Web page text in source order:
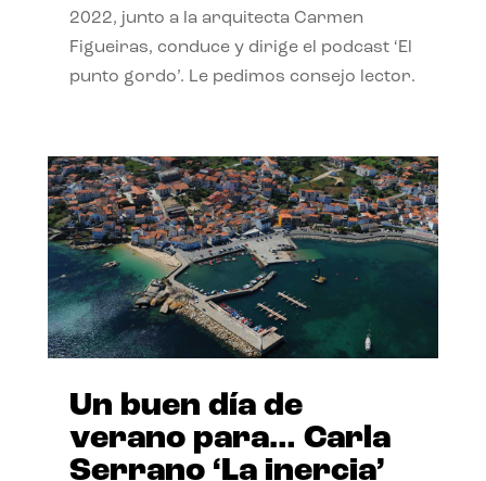
2022, junto a la arquitecta Carmen
Figueiras, conduce y dirige el podcast ‘El
punto gordo’. Le pedimos consejo lector.
Un buen día de
verano para… Carla
Serrano ‘La inercia’